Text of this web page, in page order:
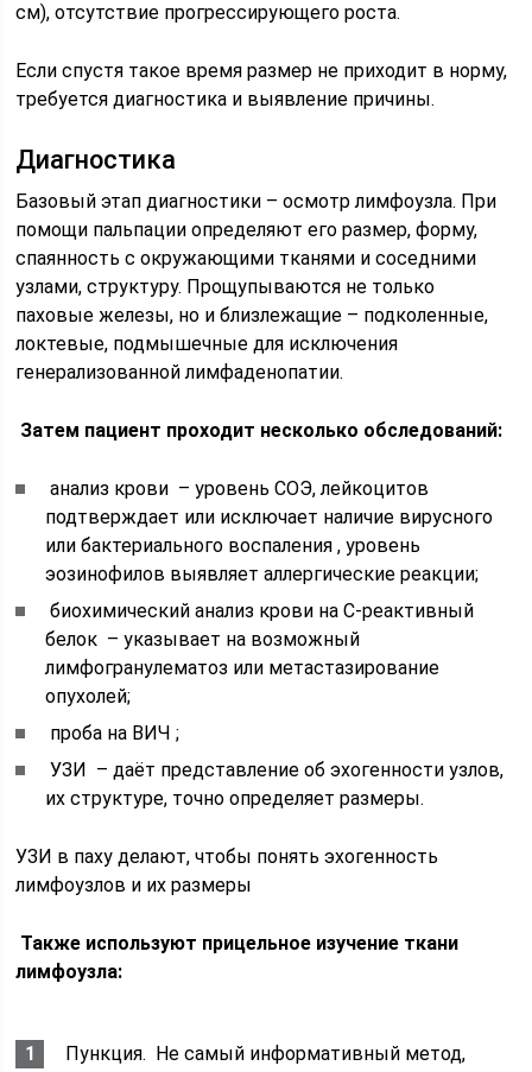
см), отсутствие прогрессирующего роста.
Если спустя такое время размер не приходит в норму,
требуется диагностика и выявление причины.
Диагностика
Базовый этап диагностики – осмотр лимфоузла. При
помощи пальпации определяют его размер, форму,
спаянность с окружающими тканями и соседними
узлами, структуру. Прощупываются не только
паховые железы, но и близлежащие – подколенные,
локтевые, подмышечные для исключения
генерализованной лимфаденопатии.
Затем пациент проходит несколько обследований:
анализ крови – уровень СОЭ, лейкоцитов
подтверждает или исключает наличие вирусного
или бактериального воспаления , уровень
эозинофилов выявляет аллергические реакции;
биохимический анализ крови на С-реактивный
белок – указывает на возможный
лимфогранулематоз или метастазирование
опухолей;
проба на ВИЧ ;
УЗИ – даёт представление об эхогенности узлов,
их структуре, точно определяет размеры.
УЗИ в паху делают, чтобы понять эхогенность
лимфоузлов и их размеры
Также используют прицельное изучение ткани
лимфоузла:
Пункция. Не самый информативный метод,